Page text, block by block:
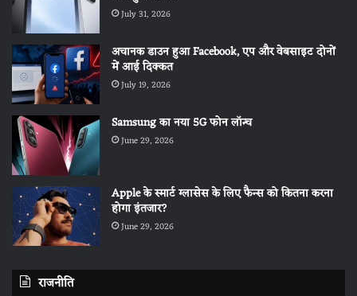
July 31, 2026
अचानक डाउन हुआ Facebook, एप और वेबसाइट दोनों
में आई दिक्कत
July 19, 2026
Samsung का नया 5G फोन लॉन्च
June 29, 2026
Apple के स्मार्ट ग्लासेस के लिए फैन्स को कितना करना
होगा इंतजार?
June 29, 2026
राजनीति